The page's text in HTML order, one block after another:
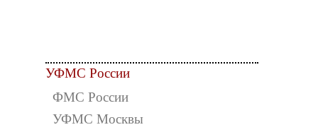
УФМС России
ФМС России
УФМС Москвы